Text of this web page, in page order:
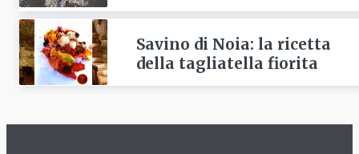
Savino di Noia: la ricetta
della tagliatella fiorita